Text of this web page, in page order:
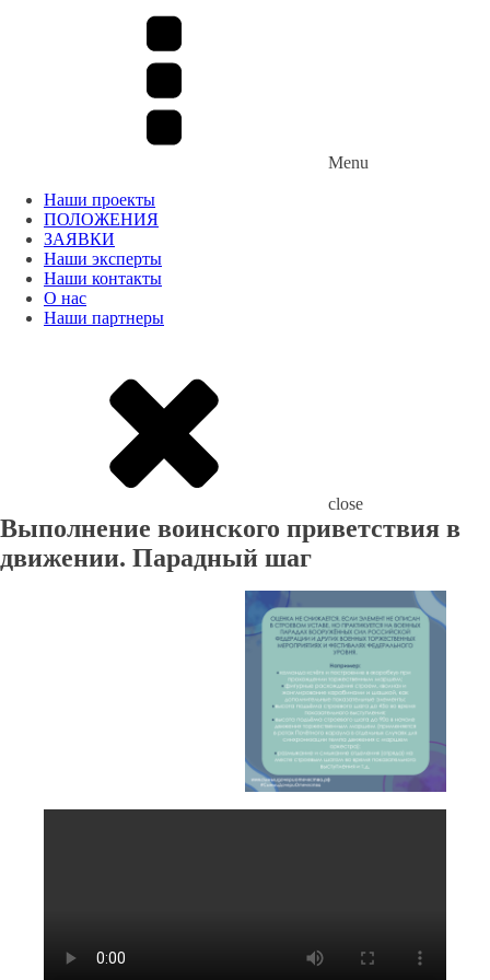
Menu
Наши проекты
ПОЛОЖЕНИЯ
ЗАЯВКИ
Наши эксперты
Наши контакты
О нас
Наши партнеры
close
Выполнение воинского приветствия в
движении. Парадный шаг